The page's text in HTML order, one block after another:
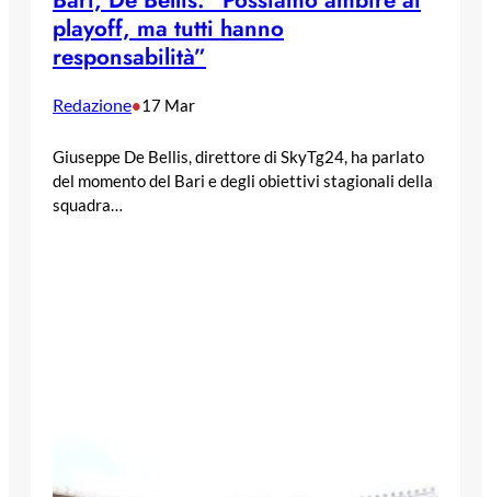
playoff, ma tutti hanno
responsabilità”
Redazione•17 Mar
Giuseppe De Bellis, direttore di SkyTg24, ha parlato
del momento del Bari e degli obiettivi stagionali della
squadra…